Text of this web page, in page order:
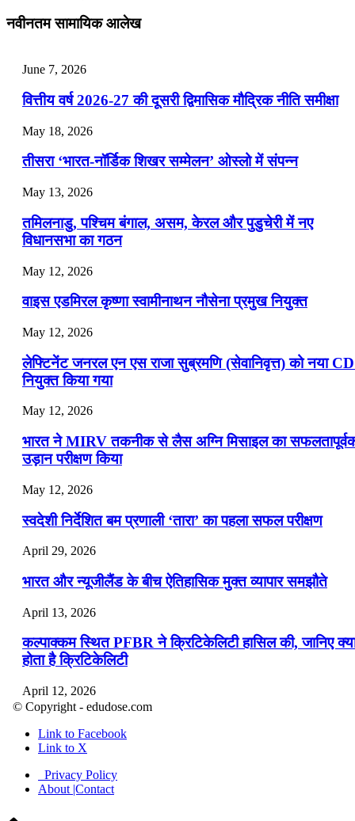
July 25, 2026
📝 डेली करेंट अफेयर्स: 22-24 जुलाई 2026
July 22, 2026
📝 डेली करेंट अफेयर्स: 19-21 जुलाई 2026
July 19, 2026
📝 डेली करेंट अफेयर्स: 16-18 जुलाई 2026
नवीनतम सामायिक आलेख
June 7, 2026
वित्तीय वर्ष 2026-27 की दूसरी द्विमासिक मौद्रिक नीति समीक्षा
May 18, 2026
तीसरा ‘भारत-नॉर्डिक शिखर सम्मेलन’ ओस्लो में संपन्न
May 13, 2026
तमिलनाडु, पश्चिम बंगाल, असम, केरल और पुडुचेरी में नए
विधानसभा का गठन
May 12, 2026
वाइस एडमिरल कृष्णा स्वामीनाथन नौसेना प्रमुख नियुक्त
May 12, 2026
लेफ्टिनेंट जनरल एन एस राजा सुब्रमणि (सेवानिवृत्त) को नया
नियुक्त किया गया
May 12, 2026
भारत ने MIRV तकनीक से लैस अग्नि मिसाइल का
उड़ान परीक्षण किया
May 12, 2026
स्वदेशी निर्देशित बम प्रणाली ‘तारा’ का पहला सफल परीक्षण
April 29, 2026
भारत और न्यूजीलैंड के बीच ऐतिहासिक मुक्त व्यापार समझौते
April 13, 2026
कल्पाक्कम स्थित PFBR ने क्रिटिकेलिटी हासिल की, जानिए
होता है क्रिटिकेलिटी
April 12, 2026
April 9, 2026
नासा का आर्टेमिस-2 मिशन: मनुष्य एक बार फिर से चंद्रमा के
पहुंचा
© Copyright - edudose.com
Link to Facebook
Link to X
Privacy Policy
About |Contact